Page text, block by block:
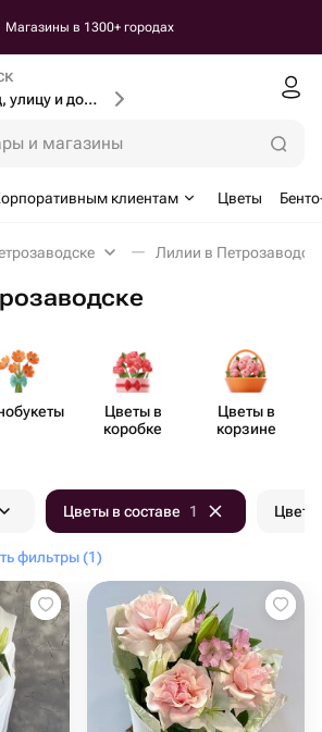
Магазины в 1300+ городах
Введите город, улицу и дом доставки
и магазины
клиентам Цветы
Лилии в
Цветы в
коробке
Цветы в
корзине
Цветы в составе 1 Цвет
фильтры (1)